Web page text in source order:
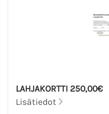
LAHJAKORTTI 250,00€
Lisätiedot